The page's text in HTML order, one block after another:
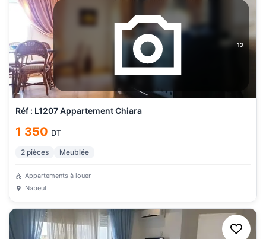
12
Réf : L1207 Appartement Chiara
1 350 DT
2 pièces Meublée
Appartements à louer
Nabeul